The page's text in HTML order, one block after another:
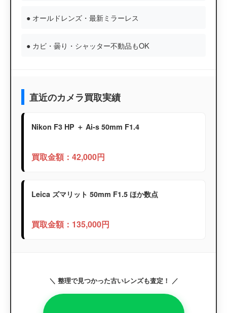
● オールドレンズ・最新ミラーレス
● カビ・曇り・シャッター不動品もOK
直近のカメラ買取実績
Nikon F3 HP ＋ Ai-s 50mm F1.4
買取金額：42,000円
Leica ズマリット 50mm F1.5 ほか数点
買取金額：135,000円
＼ 整理で見つかった古いレンズも査定！ ／